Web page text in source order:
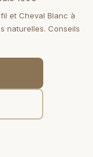
et Cheval Blanc à
naturelles. Conseils